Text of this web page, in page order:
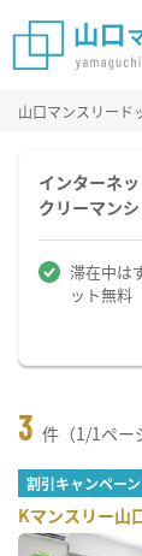
山口マンスリード
インターネ
クリーマン
滞在中は
ット無料
3 件（1/1ペー
割引キャンペーン
Kマンスリー山